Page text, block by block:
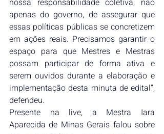
apenas do governo, de assegurar que
essas políticas públicas se concretizem
em ações reais. Precisamos garantir o
espaço para que Mestres e Mestras
possam participar de forma ativa e
serem ouvidos durante a elaboração e
implementação desta minuta de edital”,
defendeu.
Presente na live, a Mestra Iara
Aparecida de Minas Gerais falou sobre